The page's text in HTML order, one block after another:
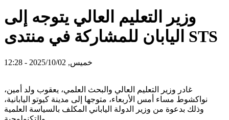
وزير التعليم العالي يتوجه إلى
اليابان للمشاركة في منتدى STS
خميس, 2025/10/02 - 12:28
غادر وزير التعليم العالي والبحث العلمي، يعقوب ولد أمين،
نواكشوط مساء أمس الأربعاء، متوجها إلى مدينة كيوتو اليابانية،
وذلك بدعوة من وزير الدولة الياباني المكلف بالسياسة العلمية